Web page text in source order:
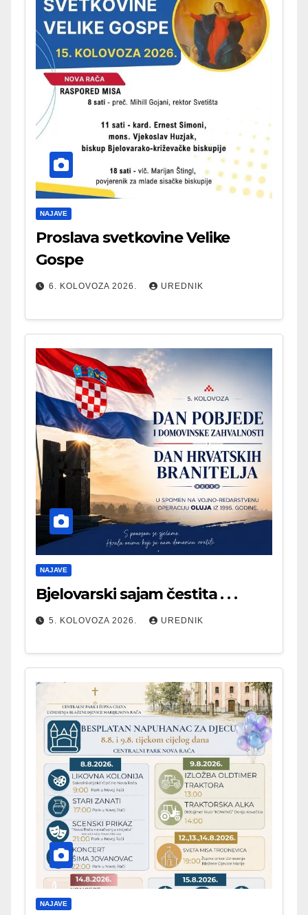
NAJAVE
Proslava svetkovine Velike
Gospe
6. KOLOVOZA 2026. UREDNIK
NAJAVE
Bjelovarski sajam čestita . . .
5. KOLOVOZA 2026. UREDNIK
NAJAVE